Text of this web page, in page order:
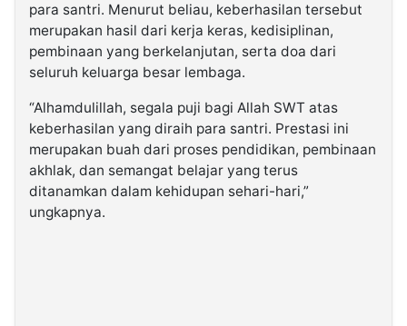
para santri. Menurut beliau, keberhasilan tersebut
merupakan hasil dari kerja keras, kedisiplinan,
pembinaan yang berkelanjutan, serta doa dari
seluruh keluarga besar lembaga.
“Alhamdulillah, segala puji bagi Allah SWT atas
keberhasilan yang diraih para santri. Prestasi ini
merupakan buah dari proses pendidikan, pembinaan
akhlak, dan semangat belajar yang terus
ditanamkan dalam kehidupan sehari-hari,”
ungkapnya.